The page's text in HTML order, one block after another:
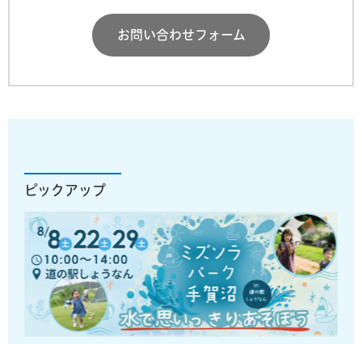
お問い合わせフォーム
ピックアップ